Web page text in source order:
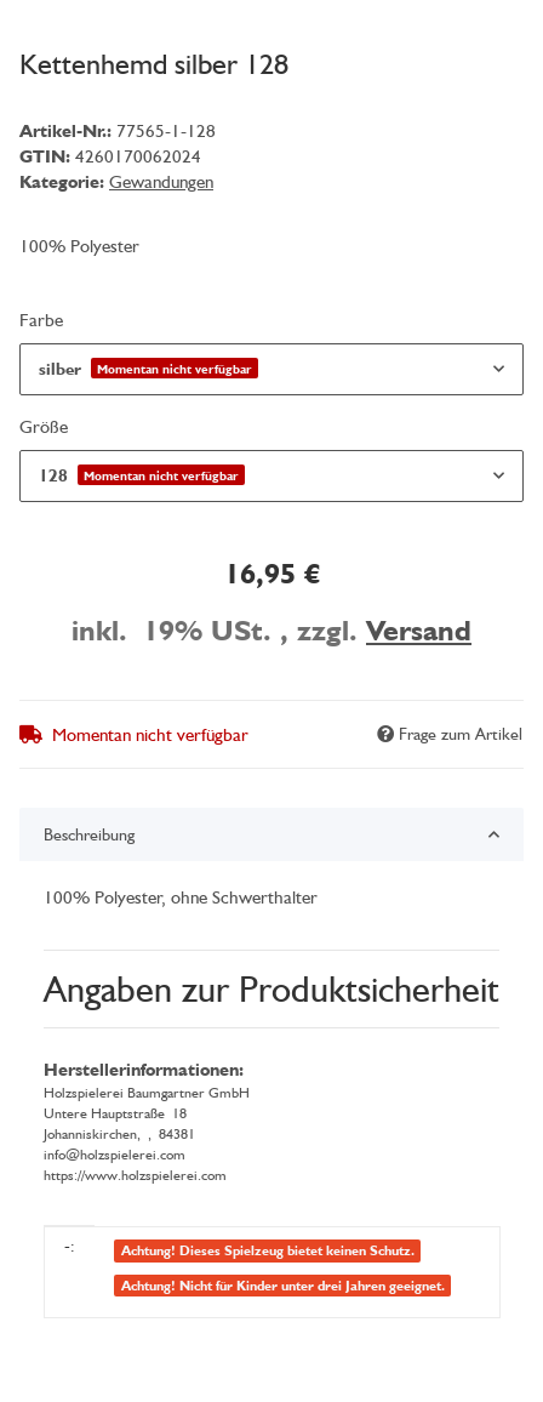
Kettenhemd silber 128
Artikel-Nr.: 77565-1-128
GTIN: 4260170062024
Kategorie: Gewandungen
100% Polyester
Farbe
silber Momentan nicht verfügbar
Größe
128 Momentan nicht verfügbar
16,95 €
inkl. 19% USt. , zzgl.Versand
Momentan nicht verfügbar Frage zum Artikel
Beschreibung
100% Polyester, ohne Schwerthalter
Angaben zur Produktsicherheit
Herstellerinformationen:
Holzspielerei Baumgartner GmbH
Untere Hauptstraße 18
Johanniskirchen, , 84381
info@holzspielerei.com
https://www.holzspielerei.com
Produkteigenschaft
Wert
-: Achtung! Dieses Spielzeug bietet keinen Schutz.
Achtung! Nicht für Kinder unter drei Jahren geeignet.